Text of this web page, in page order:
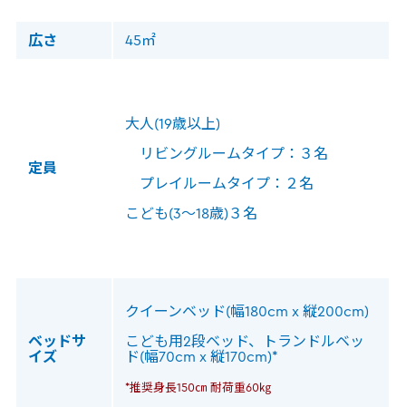
広さ 45㎡
定員
大人(19歳以上)
リビングルームタイプ：３名
プレイルームタイプ：２名
こども(3～18歳)３名
ベッドサ
イズ
クイーンベッド(幅180cm x 縦200cm)
こども用2段ベッド、トランドルベッ
ド(幅70cm x 縦170cm)*
*推奨身長150㎝ 耐荷重60㎏